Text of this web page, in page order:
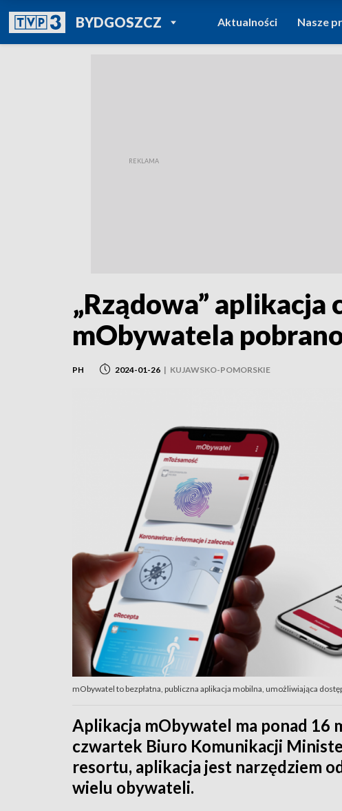
BYDGOSZCZPOWRÓT DO
TVP REGIONY
Aktualności Nasze
„Rządowa”
mObywatela
PH 2024-01-26 | KUJAWSKO-POMORSKIE
mObywatel to bezpłatna, publiczna aplikacja mobilna, umożliwiająca
Aplikacja mObywatel ma ponad 16
czwartek Biuro Komunikacji
resortu, aplikacja jest narzędziem
wielu obywateli.